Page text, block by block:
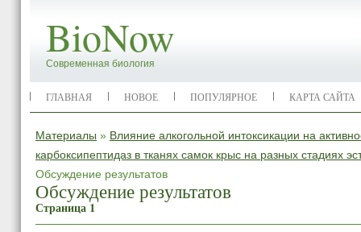
BioNow
Современная биология
ГЛАВНАЯ НОВОЕ ПОПУЛЯРНОЕ КАРТА САЙТА
Материалы » Влияние алкогольной интоксикации на
карбоксипептидаз в тканях самок крыс на разных стадиях
Обсуждение результатов
Обсуждение результатов
Страница 1